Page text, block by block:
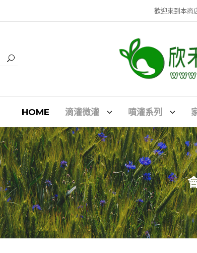
歡迎來到本商
HOME 滴灌微灌 噴灌系列